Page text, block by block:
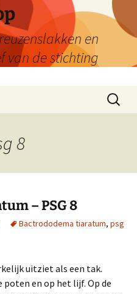
en
van de stichting
Zoeken
naar:
8
– PSG 8
Bactrododema tiaratum, psg
uitziet als een tak.
en op het lijf. Op de